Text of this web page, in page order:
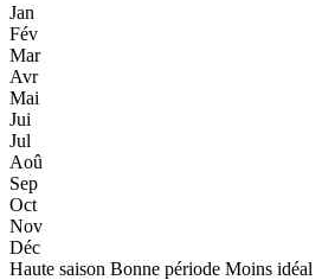
Jan
Fév
Mar
Avr
Mai
Jui
Jul
Aoû
Sep
Oct
Nov
Déc
Haute saison Bonne période Moins idéal